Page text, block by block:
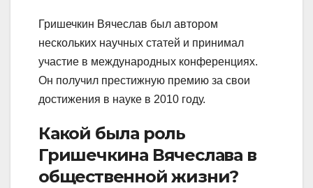
Гришечкин Вячеслав был автором
нескольких научных статей и принимал
участие в международных конференциях.
Он получил престижную премию за свои
достижения в науке в 2010 году.
Какой была роль
Гришечкина Вячеслава в
общественной жизни?